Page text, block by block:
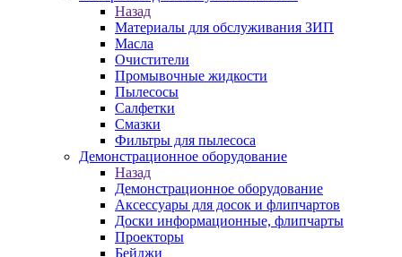
Назад
Материалы для обслуживания ЗИП
Масла
Очистители
Промывочные жидкости
Пылесосы
Салфетки
Смазки
Фильтры для пылесоса
Демонстрационное оборудование
Назад
Демонстрационное оборудование
Аксессуары для досок и флипчартов
Доски информационные, флипчарты
Проекторы
Бейджи